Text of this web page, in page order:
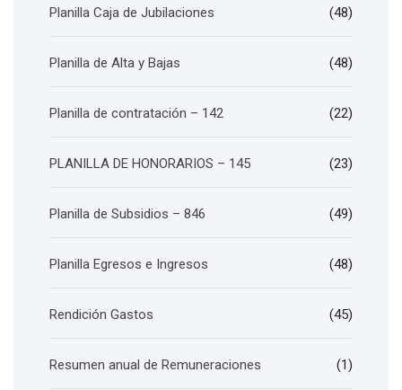
Planilla Caja de Jubilaciones (48)
Planilla de Alta y Bajas (48)
Planilla de contratación – 142 (22)
PLANILLA DE HONORARIOS – 145 (23)
Planilla de Subsidios – 846 (49)
Planilla Egresos e Ingresos (48)
Rendición Gastos (45)
Resumen anual de Remuneraciones (1)